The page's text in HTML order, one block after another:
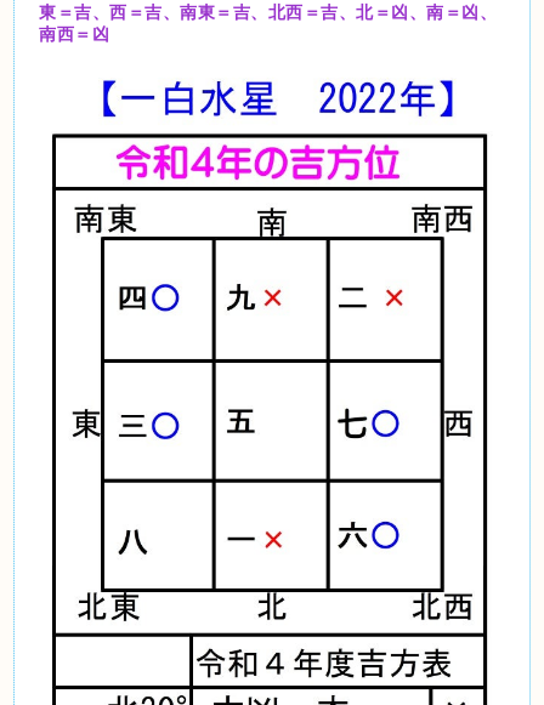
東＝吉、西＝吉、南東＝吉、北西＝吉、北＝凶、南＝凶、
南西＝凶